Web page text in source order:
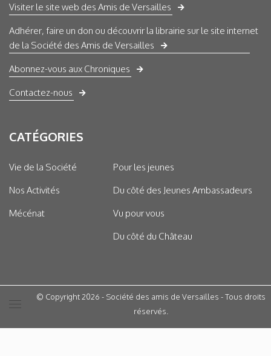
Visiter le site web des Amis de Versailles
Adhérer, faire un don ou découvrir la librairie sur le site internet
de la Société des Amis de Versailles
Abonnez-vous aux Chroniques
Contactez-nous
CATÉGORIES
Vie de la Société
Nos Activités
Mécénat
Pour les jeunes
Du côté des Jeunes Ambassadeurs
Vu pour vous
Du côté du Château
© Copyright 2026 - Société des amis de Versailles - Tous droits
réservés.